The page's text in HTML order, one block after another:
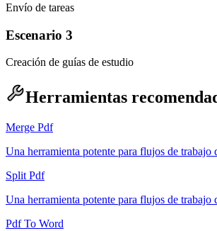
Envío de tareas
Escenario 3
Creación de guías de estudio
Herramientas
Merge Pdf
Una herramienta potente para flujos de trabajo
Split Pdf
Una herramienta potente para flujos de trabajo
Pdf To Word